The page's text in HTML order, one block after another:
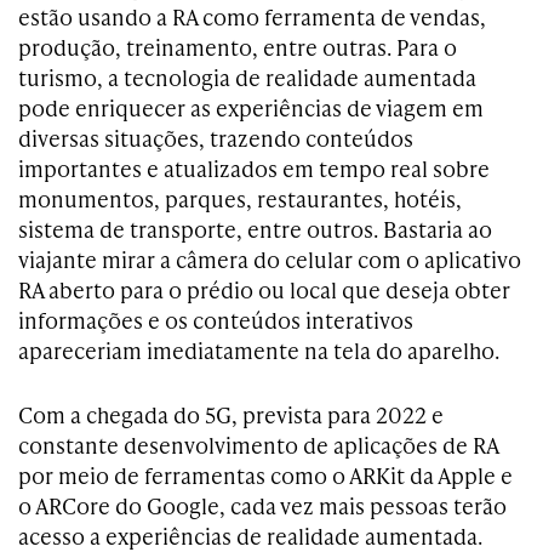
estão usando a RA como ferramenta de vendas,
produção, treinamento, entre outras. Para o
turismo, a tecnologia de realidade aumentada
pode enriquecer as experiências de viagem em
diversas situações, trazendo conteúdos
importantes e atualizados em tempo real sobre
monumentos, parques, restaurantes, hotéis,
sistema de transporte, entre outros. Bastaria ao
viajante mirar a câmera do celular com o aplicativo
RA aberto para o prédio ou local que deseja obter
informações e os conteúdos interativos
apareceriam imediatamente na tela do aparelho.
Com a chegada do 5G, prevista para 2022 e
constante desenvolvimento de aplicações de RA
por meio de ferramentas como o ARKit da Apple e
o ARCore do Google, cada vez mais pessoas terão
acesso a experiências de realidade aumentada.